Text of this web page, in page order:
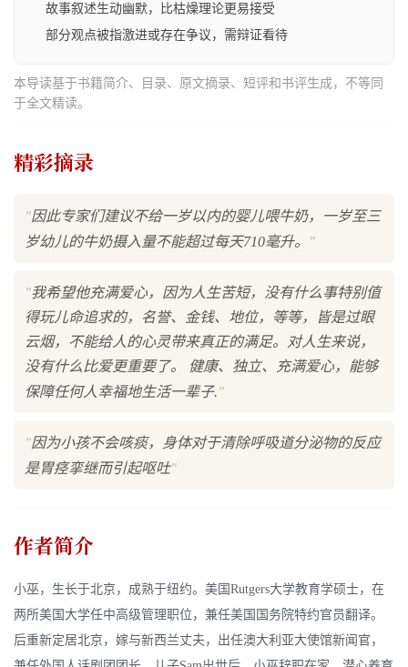
故事叙述生动幽默，比枯燥理论更易接受
部分观点被指激进或存在争议，需辩证看待
本导读基于书籍简介、目录、原文摘录、短评和书评生成，不等同
于全文精读。
精彩摘录
"因此专家们建议不给一岁以内的婴儿喂牛奶，一岁至三
岁幼儿的牛奶摄入量不能超过每天710毫升。
"
"我希望他充满爱心，因为人生苦短，没有什么事特别值
得玩儿命追求的，名誉、金钱、地位，等等，皆是过眼
云烟，不能给人的心灵带来真正的满足。对人生来说，
没有什么比爱更重要了。 健康、独立、充满爱心，能够
保障任何人幸福地生活一辈子."
"因为小孩不会咳痰，身体对于清除呼吸道分泌物的反应
是胃痉挛继而引起呕吐"
作者简介
小巫，生长于北京，成熟于纽约。美国Rutgers大学教育学硕士，在
两所美国大学任中高级管理职位，兼任美国国务院特约官员翻译。
后重新定居北京，嫁与新西兰丈夫，出任澳大利亚大使馆新闻官，